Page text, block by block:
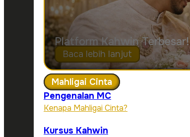
Platform Kahwin Terbesar!
Baca lebih lanjut
Mahligai Cinta
Pengenalan MC
Kenapa Mahligai Cinta?
Kursus Kahwin